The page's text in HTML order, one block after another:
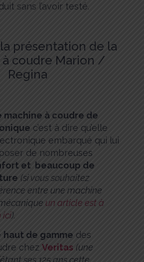
sans l’avoir testé.
présentation de la
à coudre Marion /
Regina
machine à coudre de
c’est à dire qu’elle
embarqué qui lui
de nombreuses
et beaucoup de
(si vous souhaitez
entre une machine
un article est à
ici).
haut de gamme des
chez Veritas (une